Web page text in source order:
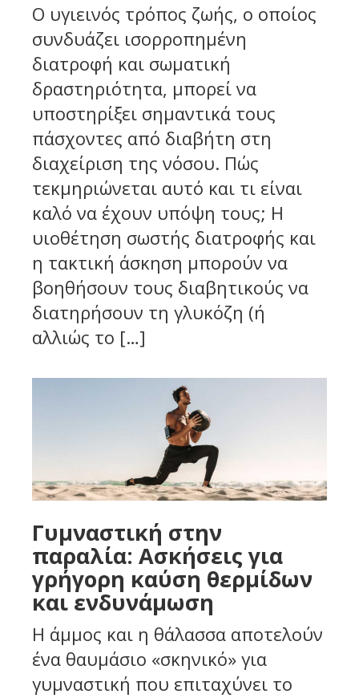
Ο υγιεινός τρόπος ζωής, ο οποίος
συνδυάζει ισορροπημένη
διατροφή και σωματική
δραστηριότητα, μπορεί να
υποστηρίξει σημαντικά τους
πάσχοντες από διαβήτη στη
διαχείριση της νόσου. Πώς
τεκμηριώνεται αυτό και τι είναι
καλό να έχουν υπόψη τους; Η
υιοθέτηση σωστής διατροφής και
η τακτική άσκηση μπορούν να
βοηθήσουν τους διαβητικούς να
διατηρήσουν τη γλυκόζη (ή
αλλιώς το […]
Γυμναστική στην
παραλία: Ασκήσεις για
γρήγορη καύση θερμίδων
και ενδυνάμωση
Η άμμος και η θάλασσα αποτελούν
ένα θαυμάσιο «σκηνικό» για
γυμναστική που επιταχύνει το